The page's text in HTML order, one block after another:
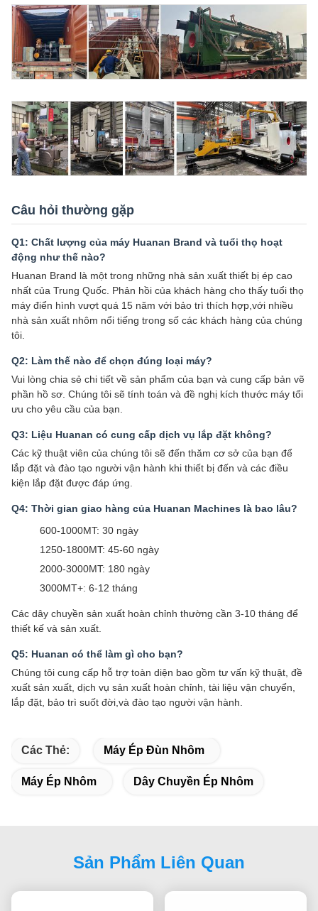
Câu hỏi thường gặp
Q1: Chất lượng của máy Huanan Brand và tuổi thọ hoạt
động như thế nào?
Huanan Brand là một trong những nhà sản xuất thiết bị ép cao
nhất của Trung Quốc. Phản hồi của khách hàng cho thấy tuổi thọ
máy điển hình vượt quá 15 năm với bảo trì thích hợp,với nhiều
nhà sản xuất nhôm nổi tiếng trong số các khách hàng của chúng
tôi.
Q2: Làm thế nào để chọn đúng loại máy?
Vui lòng chia sẻ chi tiết về sản phẩm của bạn và cung cấp bản vẽ
phần hồ sơ. Chúng tôi sẽ tính toán và đề nghị kích thước máy tối
ưu cho yêu cầu của bạn.
Q3: Liệu Huanan có cung cấp dịch vụ lắp đặt không?
Các kỹ thuật viên của chúng tôi sẽ đến thăm cơ sở của bạn để
lắp đặt và đào tạo người vận hành khi thiết bị đến và các điều
kiện lắp đặt được đáp ứng.
Q4: Thời gian giao hàng của Huanan Machines là bao lâu?
600-1000MT: 30 ngày
1250-1800MT: 45-60 ngày
2000-3000MT: 180 ngày
3000MT+: 6-12 tháng
Các dây chuyền sản xuất hoàn chỉnh thường cần 3-10 tháng để
thiết kế và sản xuất.
Q5: Huanan có thể làm gì cho bạn?
Chúng tôi cung cấp hỗ trợ toàn diện bao gồm tư vấn kỹ thuật, đề
xuất sản xuất, dịch vụ sản xuất hoàn chỉnh, tài liệu vận chuyển,
lắp đặt, bảo trì suốt đời,và đào tạo người vận hành.
Các Thẻ: Máy Ép Đùn Nhôm
Máy Ép Nhôm Dây Chuyền Ép Nhôm
Sản Phẩm Liên Quan